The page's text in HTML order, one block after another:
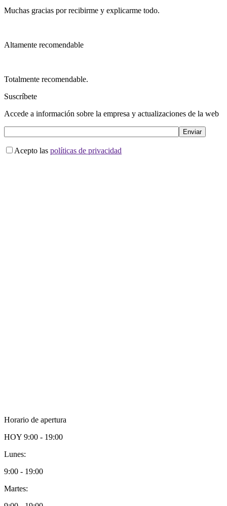
Muchas gracias por recibirme y explicarme todo.
Altamente recomendable
Totalmente recomendable.
Suscríbete
Accede a información sobre la empresa y actualizaciones de la web
Acepto las políticas de privacidad
Horario de apertura
HOY 9:00 - 19:00
Lunes:
9:00 - 19:00
Martes: